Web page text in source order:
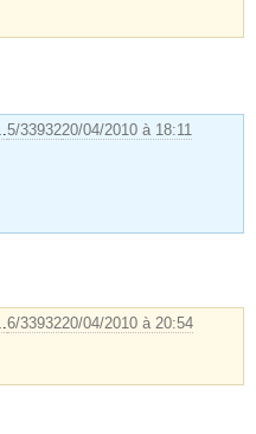
5/3393220/04/2010 à 18:11
6/3393220/04/2010 à 20:54